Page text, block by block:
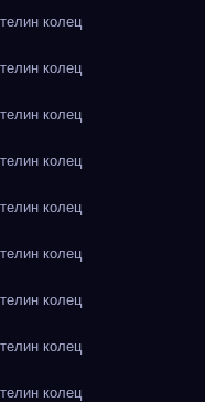
колец
колец
колец
колец
колец
колец
колец
колец
колец